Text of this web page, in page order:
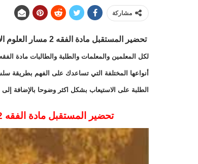
مشاركة
تحضير المستقبل مادة الفقه 2 مسار العلوم الأدبية الفصل الدراسي الاول 1443 هـ
لكل المعلمين والمعلمات والطلبة والطالبات مادة
أنواعها المختلفة التي تساعدك على الفهم بطريقة
الطلبة على الاستيعاب بشكل اكثر وضوحا بالإضافة
تحضير المستقبل مادة الفقه 2 مسار العلوم الأدبية الفصل الدراسي الاول 1443 هـ